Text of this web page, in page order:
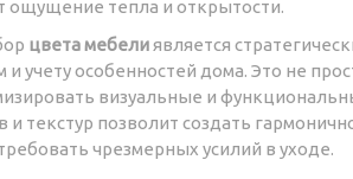
ощущение тепла и открытости.
цвета мебелиявляется
и учету особенностей дома. Это не
визуальные и
и текстур позволит создать
чрезмерных усилий в уходе.